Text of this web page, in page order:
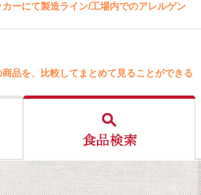
ーにて製造ライン/工場内でのアレルゲン
品を、比較してまとめて見ることができる